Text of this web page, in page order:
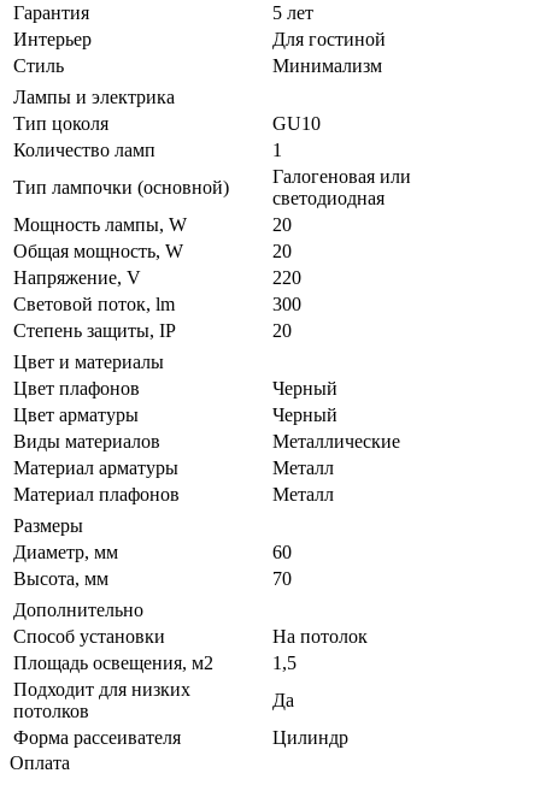
Гарантия
5 лет
Интерьер
Для гостиной
Стиль
Минимализм
Лампы и электрика
Тип цоколя
GU10
Количество ламп
1
Тип лампочки (основной)
Галогеновая или
светодиодная
Мощность лампы, W
20
Общая мощность, W
20
Напряжение, V
220
Световой поток, lm
300
Степень защиты, IP
20
Цвет и материалы
Цвет плафонов
Черный
Цвет арматуры
Черный
Виды материалов
Металлические
Материал арматуры
Металл
Материал плафонов
Металл
Размеры
Диаметр, мм
60
Высота, мм
70
Дополнительно
Способ установки
На потолок
Площадь освещения, м2
1,5
Подходит для низких
потолков
Да
Форма рассеивателя
Цилиндр
Оплата